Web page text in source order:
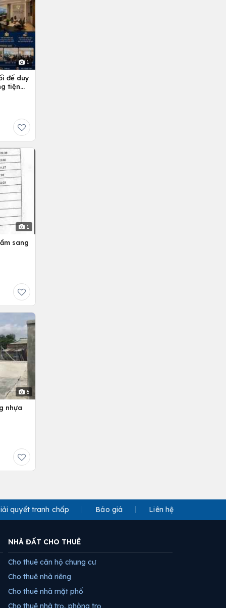
1
đế duy
tiện
1
sang
6
nhựa
quyết tranh chấp Báo giá Liên hệ
NHÀ ĐẤT CHO THUÊ
Cho thuê căn hộ chung cư
Cho thuê nhà riêng
Cho thuê nhà mặt phố
Cho thuê nhà trọ, phòng trọ